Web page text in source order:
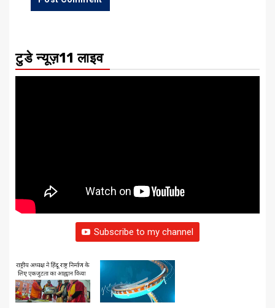
टुडे न्यूज़11 लाइव
Subscribe to my channel